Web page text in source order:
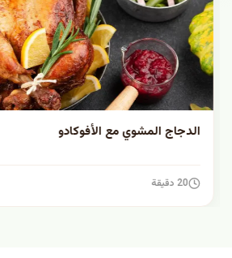
الدجاج المشوي مع الأفوكادو
20 دقيقة